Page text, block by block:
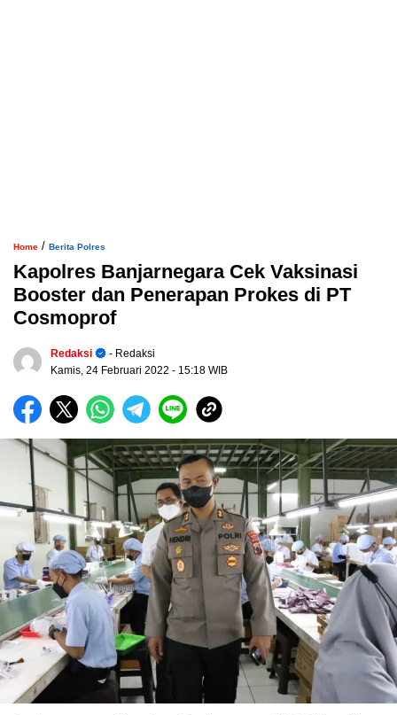
Home / Berita Polres
Kapolres Banjarnegara Cek Vaksinasi
Booster dan Penerapan Prokes di PT
Cosmoprof
Redaksi
- Redaksi
Kamis, 24 Februari 2022 - 15:18 WIB